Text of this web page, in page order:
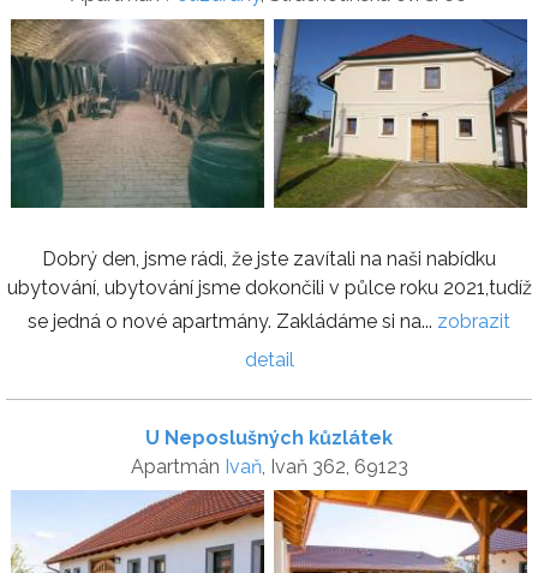
Dobrý den, jsme rádi, že jste zavítali na naši nabídku
ubytování, ubytování jsme dokončili v půlce roku 2021,tudíž
se jedná o nové apartmány. Zakládáme si na... zobrazit
detail
U Neposlušných kůzlátek
Apartmán Ivaň, Ivaň 362, 69123